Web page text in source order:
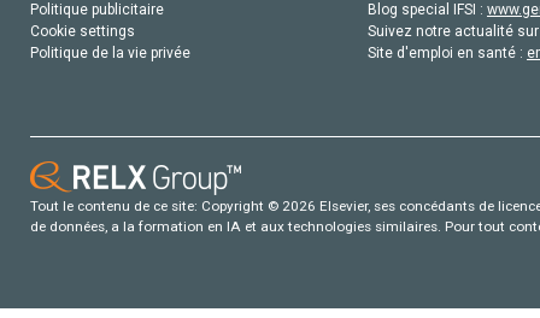
Politique publicitaire
Cookie settings
Politique de la vie privée
Blog special IFSI :
Suivez notre actualité
Site d'emploi en santé :
Tout le contenu de ce site: Copyright © 2026 Elsevier, ses concédants de
de données, a la formation en IA et aux technologies similaires. Pour tout